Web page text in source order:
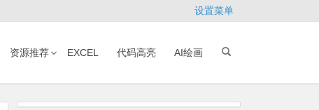
设置菜单
资源推荐 EXCEL 代码高亮 AI绘画